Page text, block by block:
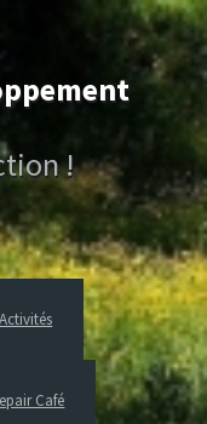
!
Café